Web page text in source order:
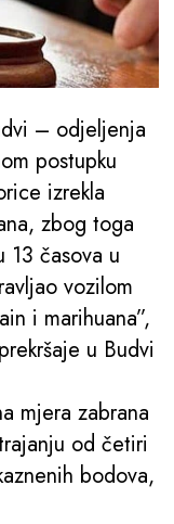
– odjeljenja
postupku
izrekla
zbog toga
časova u
vozilom
i marihuana”,
u Budvi
mjera zabrana
od četiri
bodova,